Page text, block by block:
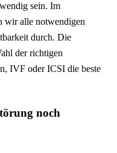
sein. Im
wir alle notwendigen
durch. Die
der richtigen
IVF oder ICSI die beste
noch